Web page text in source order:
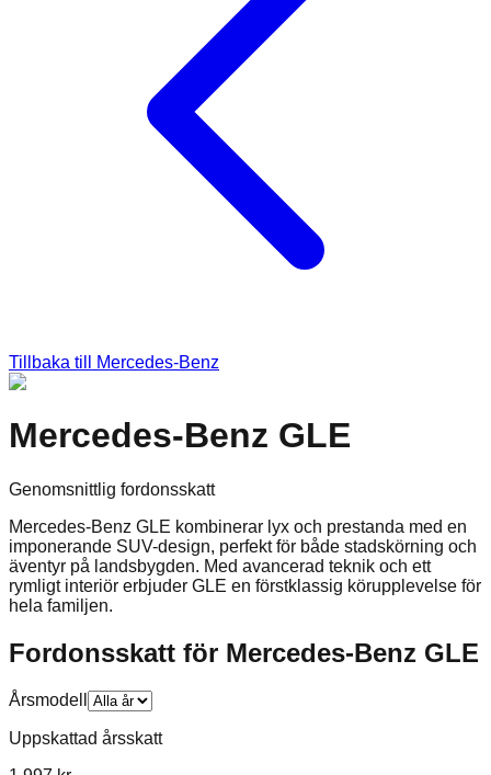
Tillbaka till Mercedes-Benz
Mercedes-Benz GLE
Genomsnittlig fordonsskatt
Mercedes-Benz GLE kombinerar lyx och prestanda med en
imponerande SUV-design, perfekt för både stadskörning och
äventyr på landsbygden. Med avancerad teknik och ett
rymligt interiör erbjuder GLE en förstklassig körupplevelse för
hela familjen.
Fordonsskatt för Mercedes-Benz GLE
Årsmodell
Uppskattad årsskatt